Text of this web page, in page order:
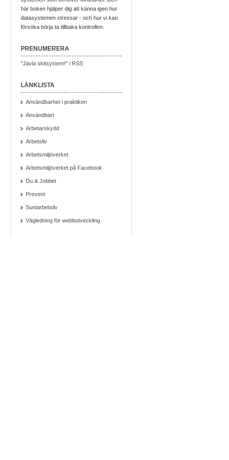
här boken hjälper dig att känna igen hur
datasystemen stressar - och hur vi kan
försöka börja ta tillbaka kontrollen.
PRENUMERERA
"Jävla skitsystem!" i RSS
LÄNKLISTA
Användbarhet i praktiken
Användbart
Arbetarskydd
Arbetsliv
Arbetsmiljöverket
Arbetsmiljöverket på Facebook
Du & Jobbet
Prevent
Suntarbetsliv
Vägledning för webbutveckling